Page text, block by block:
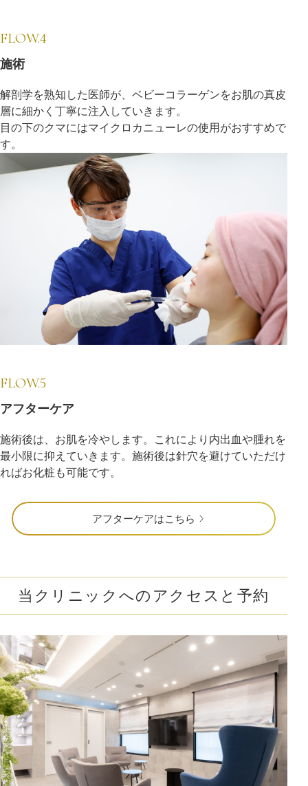
FLOW.4
施術
解剖学を熟知した医師が、ベビーコラーゲンをお肌の真皮
層に細かく丁寧に注入していきます。
目の下のクマにはマイクロカニューレの使用がおすすめで
す。
FLOW.5
アフターケア
施術後は、お肌を冷やします。これにより内出血や腫れを
最小限に抑えていきます。施術後は針穴を避けていただけ
ればお化粧も可能です。
アフターケアはこちら
当クリニックへのアクセスと予約